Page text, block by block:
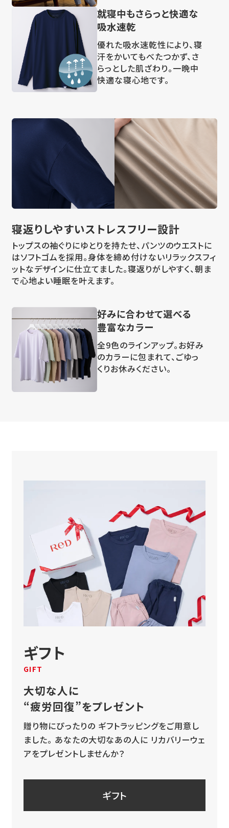
就寝中もさらっと快適な
吸水速乾
優れた吸水速乾性により、寝
汗をかいてもべたつかず、さ
らっとした肌ざわり。一晩中
快適な寝心地です。
寝返りしやすいストレスフリー設計
トップスの袖ぐりにゆとりを持たせ、パンツのウエストに
はソフトゴムを採用。身体を締め付けないリラックスフィ
ットなデザインに仕立てました。寝返りがしやすく、朝ま
で心地よい睡眠を叶えます。
好みに合わせて選べる
豊富なカラー
全9色のラインアップ。お好み
のカラーに包まれて、ごゆっ
くりお休みください。
ギフト
GIFT
大切な人に
“疲労回復”をプレゼント
贈り物にぴったりの ギフトラッピングをご用意し
ました。 あなたの大切なあの人に リカバリーウェ
アをプレゼントしませんか？
ギフト